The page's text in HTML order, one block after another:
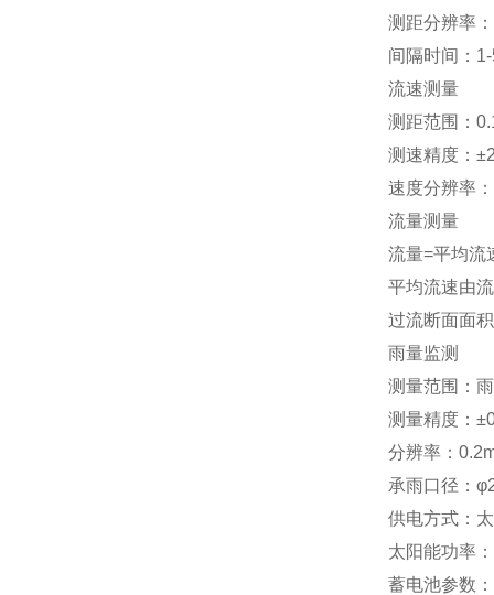
测距分辨率
间隔时间：
流速测量
测距范围：
测速精度：
速度分辨率
流量测量
流量=平均流
平均流速由
过流断面面
雨量监测
测量范围：
测量精度：
分辨率：
承雨口径：
供电方式：
太阳能功率
蓄电池参数